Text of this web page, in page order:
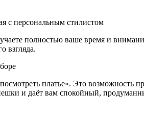
с персональным стилистом
полностью ваше время и
взгляда.
платье». Это возможность
и даёт вам спокойный,